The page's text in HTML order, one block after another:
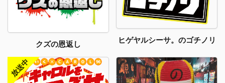
クズの恩返し ヒゲヤルシーサ。のゴチノリ